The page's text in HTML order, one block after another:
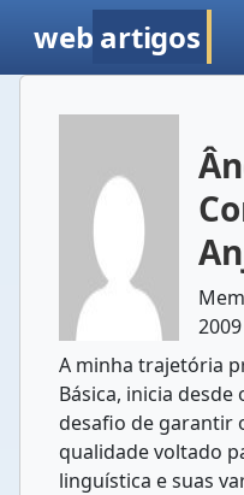
web artigos
2009
A minha trajetória
Básica, inicia
desafio de garantir
qualidade voltado
linguística e suas